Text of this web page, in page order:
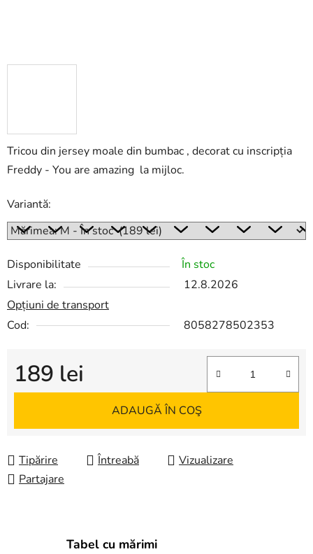
Tricou din jersey moale din bumbac , decorat cu inscripția
Freddy - You are amazing la mijloc.
Variantă:
Disponibilitate
În stoc
Livrare la:
12.8.2026
Opțiuni de transport
Cod:
8058278502353
189 lei
Evaluare preţ:
ADAUGĂ ÎN COŞ
Tipărire Întreabă
Vizualizare
Partajare
Tabel cu mărimi